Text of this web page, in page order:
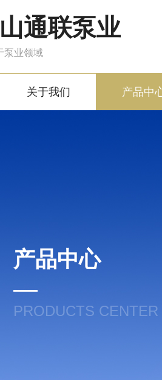
通联泵业
泵业领域
关于我们 产品中
产品中心
PRODUCTS CENTER